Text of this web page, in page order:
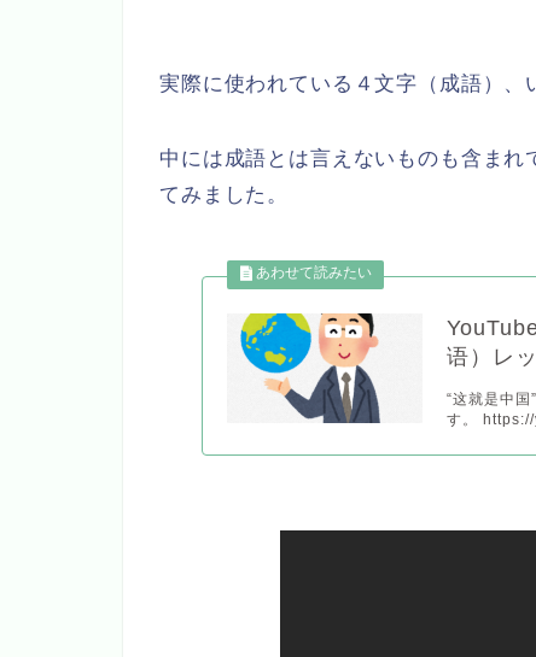
実際に使われている４文字（成語）、
中には成語とは言えないものも含ま
てみました。
语）レ
“这就是中
す。